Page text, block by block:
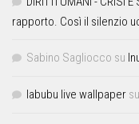
rapporto. Così il silenzio
Sabino Sagliocco su
labubu live wallpaper su